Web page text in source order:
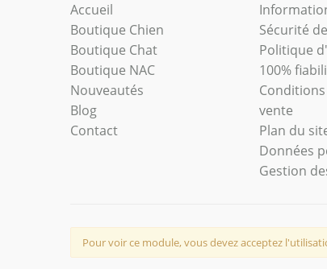
Accueil
Boutique Chien
Boutique Chat
Boutique NAC
Nouveautés
Blog
Contact
Sécurité
Politique
100%
vente
Plan du
Données
Gestion
Pour voir ce module, vous devez acceptez